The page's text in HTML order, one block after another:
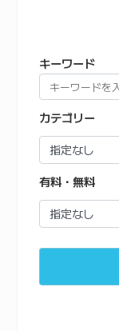
キーワード
カテゴリー
有料・無料